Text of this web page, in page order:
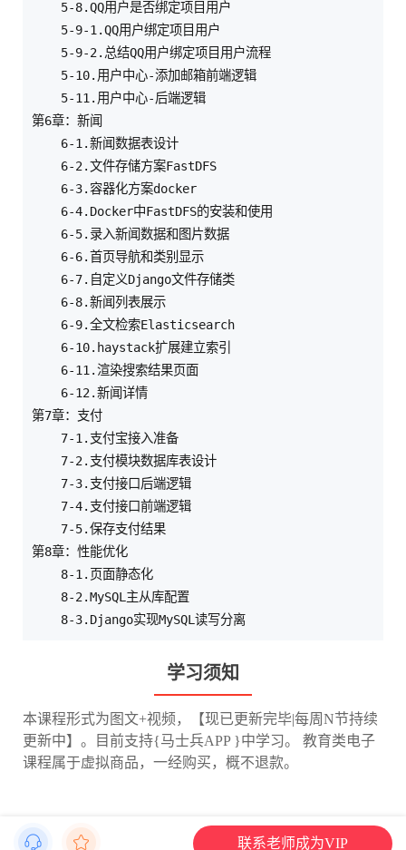
    5-8.QQ用户是否绑定项目用户
    5-9-1.QQ用户绑定项目用户
    5-9-2.总结QQ用户绑定项目用户流程
    5-10.用户中心-添加邮箱前端逻辑
    5-11.用户中心-后端逻辑
第6章：新闻
    6-1.新闻数据表设计
    6-2.文件存储方案FastDFS
    6-3.容器化方案docker
    6-4.Docker中FastDFS的安装和使用
    6-5.录入新闻数据和图片数据
    6-6.首页导航和类别显示
    6-7.自定义Django文件存储类
    6-8.新闻列表展示
    6-9.全文检索Elasticsearch
    6-10.haystack扩展建立索引
    6-11.渲染搜索结果页面
    6-12.新闻详情
第7章：支付
    7-1.支付宝接入准备
    7-2.支付模块数据库表设计
    7-3.支付接口后端逻辑
    7-4.支付接口前端逻辑
    7-5.保存支付结果
第8章：性能优化
    8-1.页面静态化
    8-2.MySQL主从库配置
学习须知
本课程形式为图文+视频，【现已更新完毕|每周N节持续
更新中】。目前支持{马士兵APP }中学习。 教育类电子
课程属于虚拟商品，一经购买，概不退款。
联系老师成为VIP